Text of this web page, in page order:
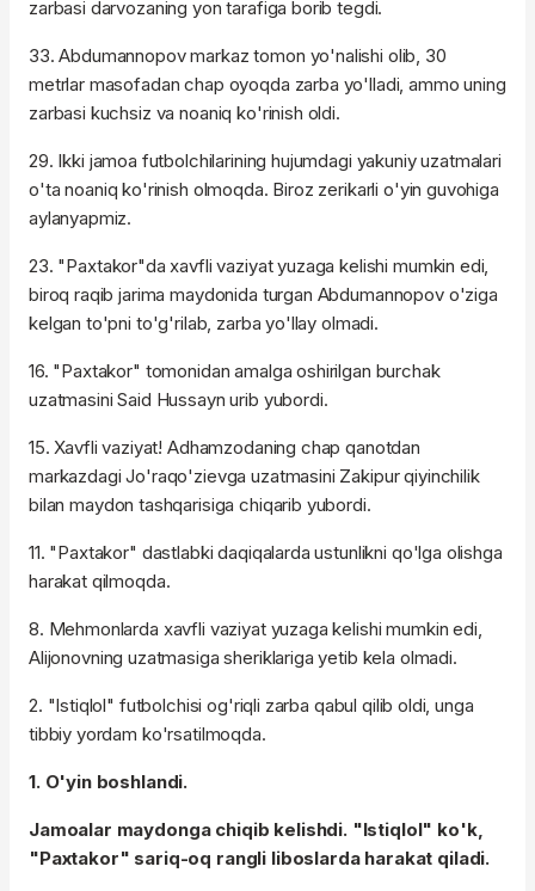
zarbasi darvozaning yon tarafiga borib tegdi.
33. Abdumannopov markaz tomon yo'nalishi olib, 30
metrlar masofadan chap oyoqda zarba yo'lladi, ammo uning
zarbasi kuchsiz va noaniq ko'rinish oldi.
29. Ikki jamoa futbolchilarining hujumdagi yakuniy uzatmalari
o'ta noaniq ko'rinish olmoqda. Biroz zerikarli o'yin guvohiga
aylanyapmiz.
23. "Paxtakor"da xavfli vaziyat yuzaga kelishi mumkin edi,
biroq raqib jarima maydonida turgan Abdumannopov o'ziga
kelgan to'pni to'g'rilab, zarba yo'llay olmadi.
16. "Paxtakor" tomonidan amalga oshirilgan burchak
uzatmasini Said Hussayn urib yubordi.
15. Xavfli vaziyat! Adhamzodaning chap qanotdan
markazdagi Jo'raqo'zievga uzatmasini Zakipur qiyinchilik
bilan maydon tashqarisiga chiqarib yubordi.
11. "Paxtakor" dastlabki daqiqalarda ustunlikni qo'lga olishga
harakat qilmoqda.
8. Mehmonlarda xavfli vaziyat yuzaga kelishi mumkin edi,
Alijonovning uzatmasiga sheriklariga yetib kela olmadi.
2. "Istiqlol" futbolchisi og'riqli zarba qabul qilib oldi, unga
tibbiy yordam ko'rsatilmoqda.
1. O'yin boshlandi.
Jamoalar maydonga chiqib kelishdi. "Istiqlol" ko'k,
"Paxtakor" sariq-oq rangli liboslarda harakat qiladi.